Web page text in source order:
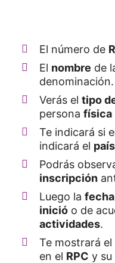
El número de
El nombre de
denominación.
Verás el tipo
persona física
Te indicará si
indicará el país
Podrás
inscripción
Luego la fecha
inició o de
actividades.
Te mostrará el
en el RPC y